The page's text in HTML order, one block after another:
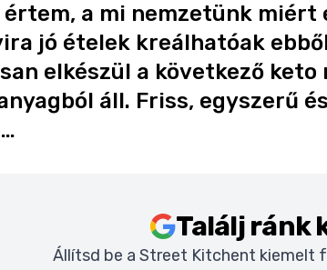
értem, a mi nemzetünk
jó ételek kreálhatóak
elkészül a következő
áll. Friss, egyszerű
Találj ránk
Állítsd be a Street Kitchent kiemelt